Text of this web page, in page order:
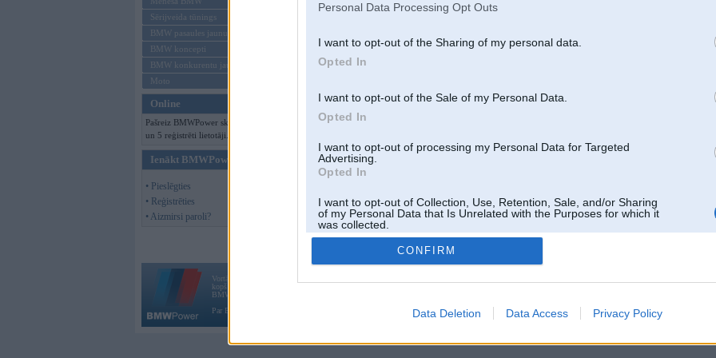
Personal Data Processing Opt Outs
I want to opt-out of the Sharing of my personal data.
Opted In
I want to opt-out of the Sale of my Personal Data.
Opted In
I want to opt-out of processing my Personal Data for Targeted
Advertising.
Opted In
I want to opt-out of Collection, Use, Retention, Sale, and/or Sharing
of my Personal Data that Is Unrelated with the Purposes for which it
was collected.
Opted Out
CONFIRM
Data Deletion Data Access Privacy Policy
Sērijveida tūnings
BMW pasaules jaunumi
BMW koncepti
BMW konkurentu jaunumi
Moto
Online
Pašreiz BMWPower skatās 92 viesi
un 5 reģistrēti lietotāji.
Ienākt BMWPower
• Pieslēgties
• Reģistrēties
• Aizmirsi paroli?
Vortāls BMWPower.lv darbojas
kopš 2002. gada 14. maija. Tas nav auto klubs un nav saistīts ar
BMW AG.
Par BMWPower